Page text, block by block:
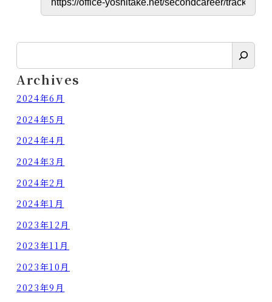
索
Archives
2024年6月
2024年5月
2024年4月
2024年3月
2024年2月
2024年1月
2023年12月
2023年11月
2023年10月
2023年9月